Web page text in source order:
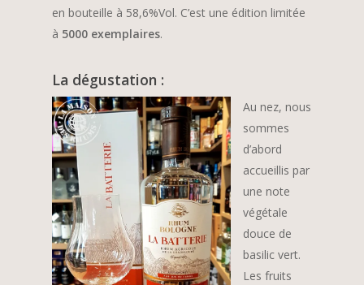
en bouteille à 58,6%Vol. C’est une édition limitée
à 5000 exemplaires.
La dégustation :
Au nez, nous
sommes
d’abord
accueillis par
une note
végétale
douce de
basilic vert.
Les fruits